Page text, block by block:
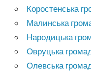
Коростенська
Малинська
Народицька
Овруцька
Олевська